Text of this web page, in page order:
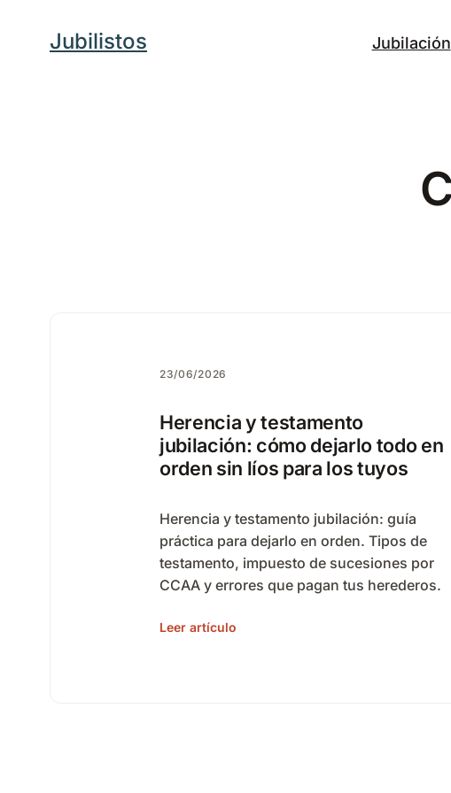
Jubilistos Jubilación
23/06/2026
Herencia y testamento
jubilación: cómo dejarlo todo en
orden sin líos para los tuyos
Herencia y testamento jubilación: guía
práctica para dejarlo en orden. Tipos de
testamento, impuesto de sucesiones por
CCAA y errores que pagan tus herederos.
Leer artículo